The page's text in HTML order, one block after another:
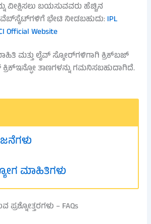
ವೀಕ್ಷಿಸಲು ಬಯಸುವವರು ಹೆಚ್ಚಿನ
ಭೇಟಿ ನೀಡಬಹುದು:IPL
Official Website
ಮತ್ತು ಲೈವ್ ಸ್ಕೋರ್‌ಗಳಿಗಾಗಿ ಕ್ರಿಕ್‌ಬಜ್
ತಾಣಗಳನ್ನು ಗಮನಿಸಬಹುದಾಗಿದೆ.
ಮಾಹಿತಿಗಳು
– FAQs